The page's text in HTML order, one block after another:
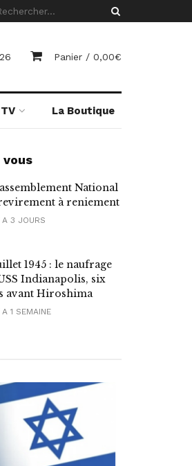
Panier / 0,00€
La Boutique
vous
National
à reniement
3 JOURS
1945 : le naufrage
Indianapolis, six
avant Hiroshima
1 SEMAINE